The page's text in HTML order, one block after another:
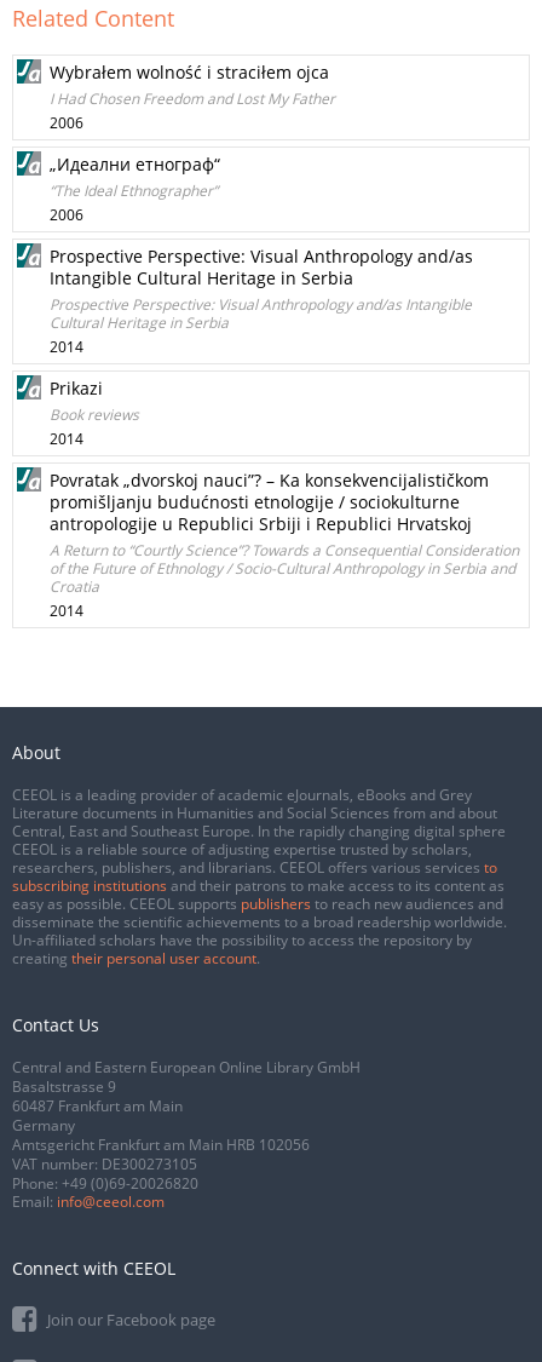
Related Content
Wybrałem wolność i straciłem ojca
I Had Chosen Freedom and Lost My Father
2006
„Идеални етнограф“
“The Ideal Ethnographer”
2006
Prospective Perspective: Visual Anthropology and/as
Intangible Cultural Heritage in Serbia
Prospective Perspective: Visual Anthropology and/as Intangible
Cultural Heritage in Serbia
2014
Prikazi
Book reviews
2014
Povratak „dvorskoj nauci”? – Ka konsekvencijalističkom
promišljanju budućnosti etnologije / sociokulturne
antropologije u Republici Srbiji i Republici Hrvatskoj
A Return to “Courtly Science”? Towards a Consequential Consideration
of the Future of Ethnology / Socio-Cultural Anthropology in Serbia and
Croatia
2014
About
CEEOL is a leading provider of academic eJournals, eBooks and Grey
Literature documents in Humanities and Social Sciences from and about
Central, East and Southeast Europe. In the rapidly changing digital sphere
CEEOL is a reliable source of adjusting expertise trusted by scholars,
researchers, publishers, and librarians. CEEOL offers various services to
subscribing institutions and their patrons to make access to its content as
easy as possible. CEEOL supports publishers to reach new audiences and
disseminate the scientific achievements to a broad readership worldwide.
Un-affiliated scholars have the possibility to access the repository by
creating their personal user account.
Contact Us
Central and Eastern European Online Library GmbH
Basaltstrasse 9
60487 Frankfurt am Main
Germany
Amtsgericht Frankfurt am Main HRB 102056
VAT number: DE300273105
Phone: +49 (0)69-20026820
Email: info@ceeol.com
Connect with CEEOL
Join our Facebook page